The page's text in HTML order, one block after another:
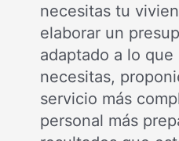
necesitas tu
elaborar un
adaptado a lo
necesitas,
servicio más
personal más